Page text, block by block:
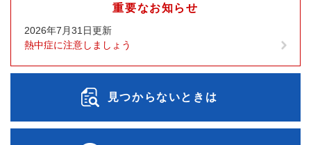
重要なお知らせ
2026年7月31日更新
熱中症に注意しましょう
見つからないときは